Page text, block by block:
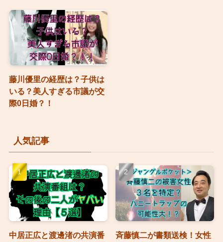
藤川優里の経歴は？子供は
いる？美人すぎる市議が交
際0日婚？！
人気記事
中居正広と渡邊渚の共演番
斉藤慎二が書類送検！女性